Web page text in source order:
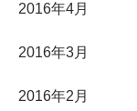
2016年4月
2016年3月
2016年2月